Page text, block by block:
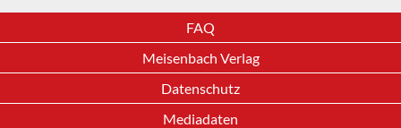
FAQ
Meisenbach Verlag
Datenschutz
Mediadaten